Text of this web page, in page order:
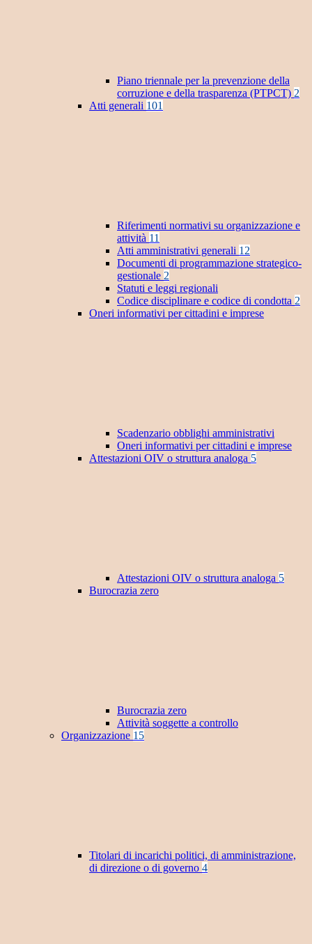
Piano triennale per la prevenzione della
corruzione e della trasparenza (PTPCT) 2
Atti generali 101
Riferimenti normativi su organizzazione e
attività 11
Atti amministrativi generali 12
Documenti di programmazione strategico-
gestionale 2
Statuti e leggi regionali
Codice disciplinare e codice di condotta 2
Oneri informativi per cittadini e imprese
Scadenzario obblighi amministrativi
Oneri informativi per cittadini e imprese
Attestazioni OIV o struttura analoga 5
Attestazioni OIV o struttura analoga 5
Burocrazia zero
Burocrazia zero
Attività soggette a controllo
Organizzazione 15
Titolari di incarichi politici, di amministrazione,
di direzione o di governo 4